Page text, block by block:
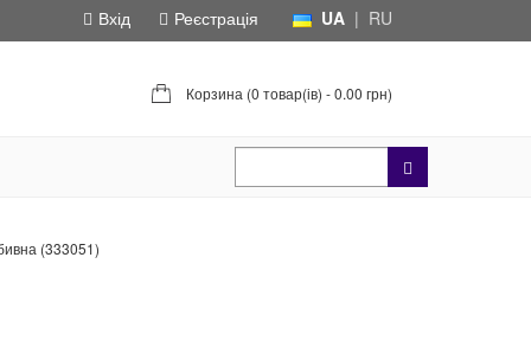
UA | RU
Вхід Реєстрація
Корзина (0 товар(ів) - 0.00 грн)
(333051)